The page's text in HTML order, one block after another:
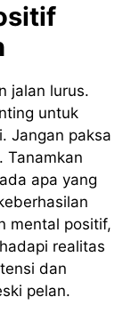
jalan lurus.
untuk
Jangan paksa
Tanamkan
apa yang
mental positif,
realitas
dan
pelan.